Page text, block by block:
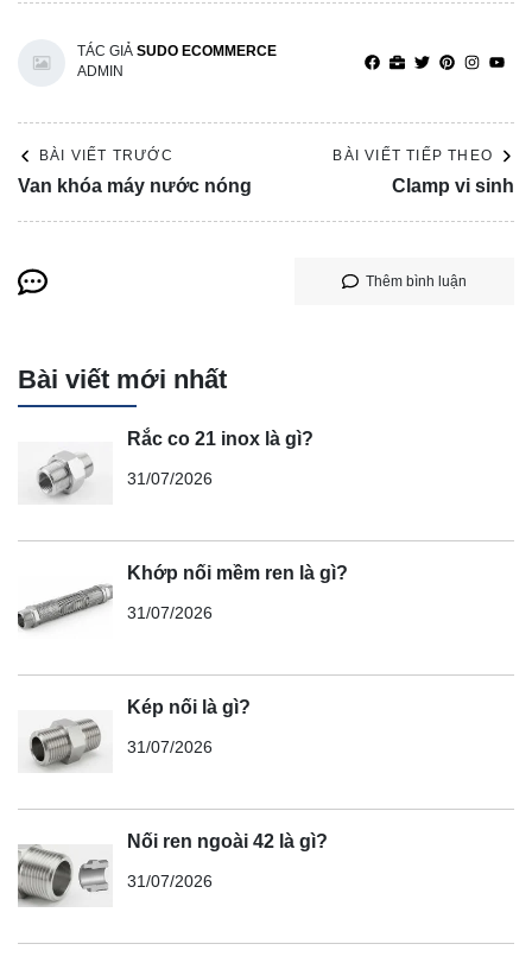
TÁC GIẢ SUDO ECOMMERCE
ADMIN
BÀI VIẾT TRƯỚC
Van khóa máy nước nóng
BÀI VIẾT TIẾP THEO
Clamp vi sinh
Thêm bình luận
Bài viết mới nhất
Rắc co 21 inox là gì?
31/07/2026
Khớp nối mềm ren là gì?
31/07/2026
Kép nối là gì?
31/07/2026
Nối ren ngoài 42 là gì?
31/07/2026